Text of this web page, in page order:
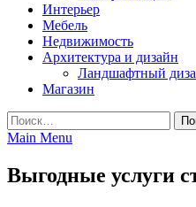
Интерьер
Мебель
Недвижимость
Архитектура и дизайн
Ландшафтный
Магазин
Найти:
Main Menu
Выгодные услуги